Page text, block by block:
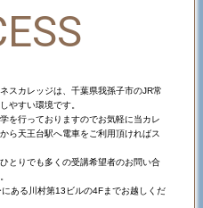
スカレッジは、千葉県我孫子市のJR常
やすい環境です。
を行っておりますのでお気軽に当カレ
ら天王台駅へ電車をご利用頂ければス
とりでも多くの受講希望者のお問い合
ある川村第13ビルの4Fまでお越しくだ